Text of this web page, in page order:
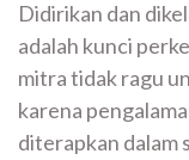
Didirikan dan
adalah kunci
mitra tidak ragu
karena
diterapkan dalam